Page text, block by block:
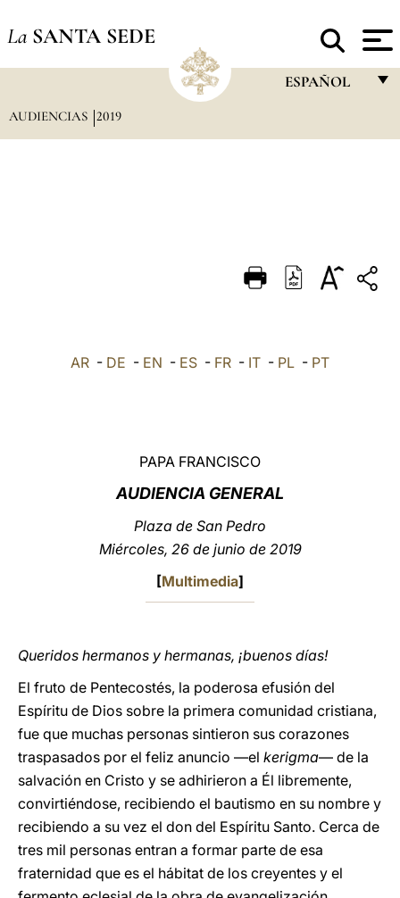
La SANTA SEDE
ESPAÑOL
DEUTSCH
العربيّة
AUDIENCIAS 2019
AR - DE - EN - ES - FR - IT - PL - PT
PAPA FRANCISCO
AUDIENCIA GENERAL
Plaza de San Pedro
Miércoles, 26 de junio de 2019
[Multimedia]
Queridos hermanos y hermanas, ¡buenos días!
El fruto de Pentecostés, la poderosa efusión del
Espíritu de Dios sobre la primera comunidad cristiana,
fue que muchas personas sintieron sus corazones
traspasados por el feliz anuncio —el kerigma— de la
salvación en Cristo y se adhirieron a Él libremente,
convirtiéndose, recibiendo el bautismo en su nombre y
recibiendo a su vez el don del Espíritu Santo. Cerca de
tres mil personas entran a formar parte de esa
fraternidad que es el hábitat de los creyentes y el